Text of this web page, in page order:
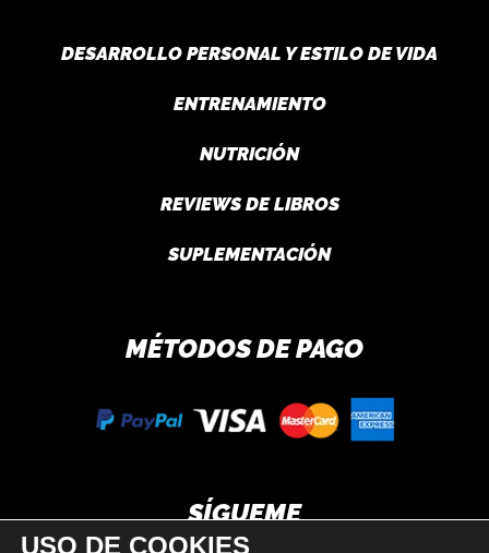
DESARROLLO PERSONAL Y ESTILO DE VIDA
ENTRENAMIENTO
NUTRICIÓN
REVIEWS DE LIBROS
SUPLEMENTACIÓN
MÉTODOS DE PAGO
SÍGUEME
USO DE COOKIES